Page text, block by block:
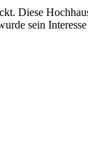
Diese
sein